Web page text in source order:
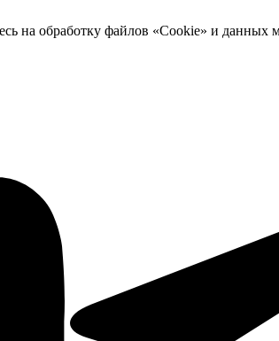
на обработку файлов «Cookie» и данных